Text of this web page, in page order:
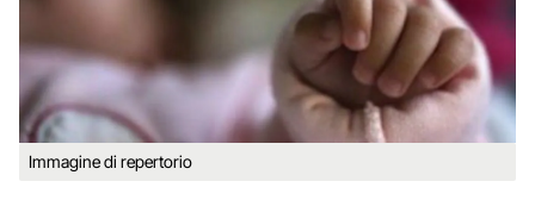
Immagine di repertorio